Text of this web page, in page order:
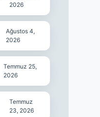
2026
Ağustos 4,
2026
Temmuz 25,
2026
Temmuz
23, 2026